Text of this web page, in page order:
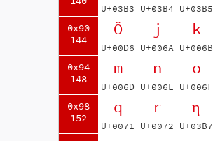
0x90
144
0x94
148
0x98
152
U+03B3 U+03B4 U+03B5
Ö
U+00D6
j
U+006A
k
U+006B
m
U+006D
n
U+006E
o
U+006F
q
U+0071
r
U+0072
η
U+03B7